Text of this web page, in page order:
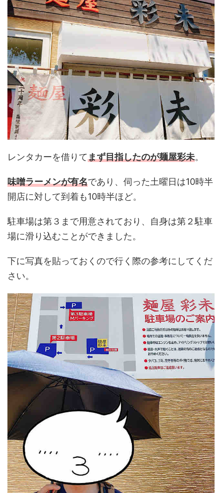
レンタカーを借りてまず目指したのが麺屋彩未。
味噌ラーメンが有名であり、伺った土曜日は10時半
開店に対して到着も10時半ほど。
駐車場は第３まで用意されており、自身は第２駐車
場に滑り込むことができました。
下に写真を貼っておくので行く際の参考にしてくだ
さい。